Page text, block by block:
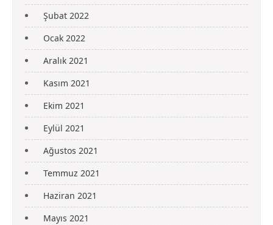
Şubat 2022
Ocak 2022
Aralık 2021
Kasım 2021
Ekim 2021
Eylül 2021
Ağustos 2021
Temmuz 2021
Haziran 2021
Mayıs 2021